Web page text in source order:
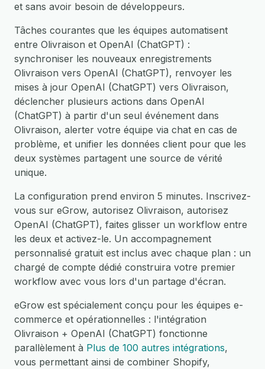
et sans avoir besoin de développeurs.
Tâches courantes que les équipes automatisent
entre Olivraison et OpenAI (ChatGPT) :
synchroniser les nouveaux enregistrements
Olivraison vers OpenAI (ChatGPT), renvoyer les
mises à jour OpenAI (ChatGPT) vers Olivraison,
déclencher plusieurs actions dans OpenAI
(ChatGPT) à partir d'un seul événement dans
Olivraison, alerter votre équipe via chat en cas de
problème, et unifier les données client pour que les
deux systèmes partagent une source de vérité
unique.
La configuration prend environ 5 minutes. Inscrivez-
vous sur eGrow, autorisez Olivraison, autorisez
OpenAI (ChatGPT), faites glisser un workflow entre
les deux et activez-le. Un accompagnement
personnalisé gratuit est inclus avec chaque plan : un
chargé de compte dédié construira votre premier
workflow avec vous lors d'un partage d'écran.
eGrow est spécialement conçu pour les équipes e-
commerce et opérationnelles : l'intégration
Olivraison + OpenAI (ChatGPT) fonctionne
parallèlement à Plus de 100 autres intégrations,
vous permettant ainsi de combiner Shopify,